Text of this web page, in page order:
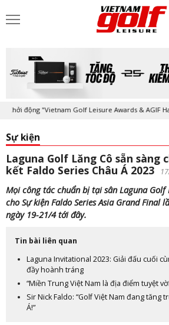
động "Vietnam Golf Leisure Awards & AGIF Hanoi
Sự kiện
Laguna Golf Lăng Cô sẵn sàng
kết Faldo Series Châu Á 2023
Mọi công tác chuẩn bị tại sân Laguna Golf
cho Sự kiện Faldo Series Asia Grand Final
ngày 19-21/4 tới đây.
Tin bài liên quan
Laguna Invitational 2023: Giải đấu cuối
đầy hoành tráng
“Miền Trung Việt Nam là địa điểm tuyệt
Sir Nick Faldo: “Golf Việt Nam đang tăng
Á!”